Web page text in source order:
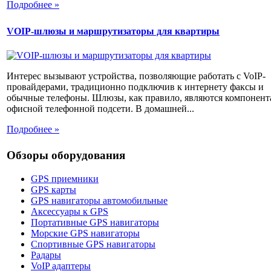
Подробнее »
VOIP-шлюзы и маршрутизаторы для квартиры
Интерес вызывают устройства, позволяющие работать с VoIP-
провайдерами, традиционно подключив к интернету факсы и
обычные телефоны. Шлюзы, как правило, являются
офисной телефонной подсети. В домашней...
Подробнее »
Обзоры оборудования
GPS приемники
GPS карты
GPS навигаторы автомобильные
Аксессуары к GPS
Портативные GPS навигаторы
Морские GPS навигаторы
Спортивные GPS навигаторы
Радары
VoIP адаптеры